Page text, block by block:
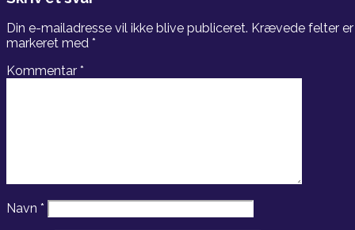
Din e-mailadresse vil ikke blive publiceret. Krævede felter er
markeret med *
Kommentar *
Navn *